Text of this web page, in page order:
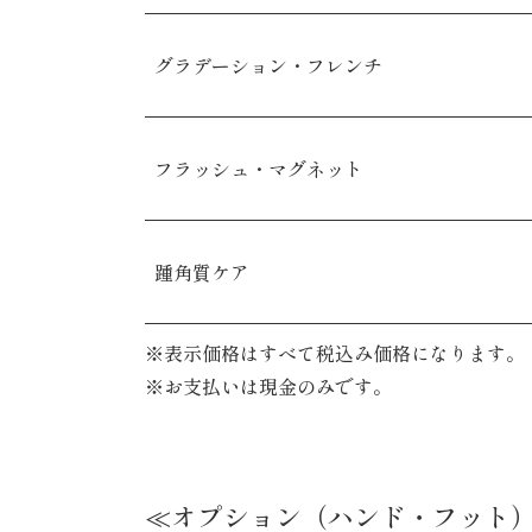
グラデーション・フレンチ
フラッシュ・マグネット
踵角質ケア
※表示価格はすべて税込み価格になります。
※お支払いは現金のみです。
≪オプション（ハンド・フット